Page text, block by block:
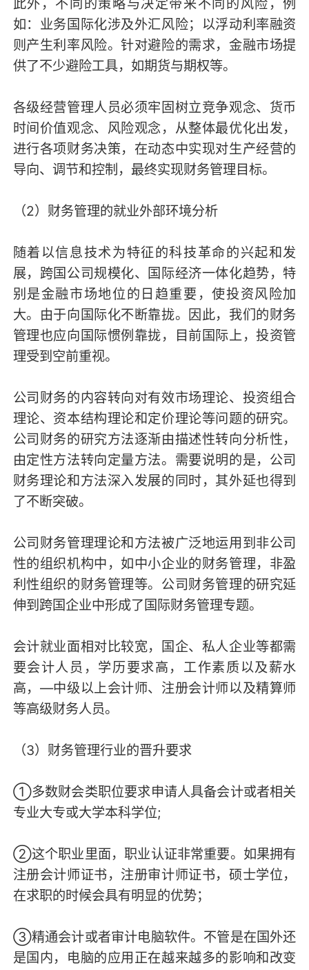
此外，不同的策略与决定带来不同的风险，例
如：业务国际化涉及外汇风险；以浮动利率融资
则产生利率风险。针对避险的需求，金融市场提
供了不少避险工具，如期货与期权等。
各级经营管理人员必须牢固树立竞争观念、货币
时间价值观念、风险观念，从整体最优化出发，
进行各项财务决策，在动态中实现对生产经营的
导向、调节和控制，最终实现财务管理目标。
（2）财务管理的就业外部环境分析
随着以信息技术为特征的科技革命的兴起和发
展，跨国公司规模化、国际经济一体化趋势，特
别是金融市场地位的日趋重要，使投资风险加
大。由于向国际化不断靠拢。因此，我们的财务
管理也应向国际惯例靠拢，目前国际上，投资管
理受到空前重视。
公司财务的内容转向对有效市场理论、投资组合
理论、资本结构理论和定价理论等问题的研究。
公司财务的研究方法逐渐由描述性转向分析性，
由定性方法转向定量方法。需要说明的是，公司
财务理论和方法深入发展的同时，其外延也得到
了不断突破。
公司财务管理理论和方法被广泛地运用到非公司
性的组织机构中，如中小企业的财务管理，非盈
利性组织的财务管理等。公司财务管理的研究延
伸到跨国企业中形成了国际财务管理专题。
会计就业面相对比较宽，国企、私人企业等都需
要会计人员，学历要求高，工作素质以及薪水
高，—中级以上会计师、注册会计师以及精算师
等高级财务人员。
（3）财务管理行业的晋升要求
①多数财会类职位要求申请人具备会计或者相关
专业大专或大学本科学位;
②这个职业里面，职业认证非常重要。如果拥有
注册会计师证书，注册审计师证书，硕士学位，
在求职的时候会具有明显的优势；
③精通会计或者审计电脑软件。不管是在国外还
是国内，电脑的应用正在越来越多的影响和改变